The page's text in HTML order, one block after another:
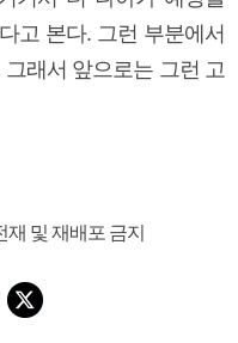
고 본다. 그런 부분에서
래서 앞으로는 그런 고
재 및 재배포 금지